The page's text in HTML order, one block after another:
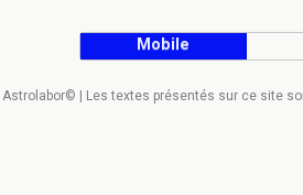
Mobile
Astrolabor© | Les textes présentés sur ce site